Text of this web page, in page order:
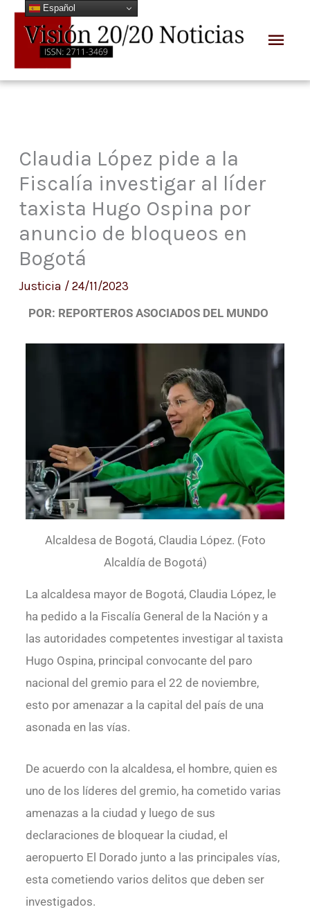
contenido
Claudia López pide a la
Fiscalía investigar al líder
taxista Hugo Ospina por
anuncio de bloqueos en
Bogotá
Justicia / 24/11/2023
POR: REPORTEROS ASOCIADOS DEL MUNDO
Alcaldesa de Bogotá, Claudia López. (Foto
Alcaldía de Bogotá)
La alcaldesa mayor de Bogotá, Claudia López, le
ha pedido a la Fiscalía General de la Nación y a
las autoridades competentes investigar al taxista
Hugo Ospina, principal convocante del paro
nacional del gremio para el 22 de noviembre,
esto por amenazar a la capital del país de una
asonada en las vías.
De acuerdo con la alcaldesa, el hombre, quien es
uno de los líderes del gremio, ha cometido varias
amenazas a la ciudad y luego de sus
declaraciones de bloquear la ciudad, el
aeropuerto El Dorado junto a las principales vías,
esta cometiendo varios delitos que deben ser
investigados.
Español